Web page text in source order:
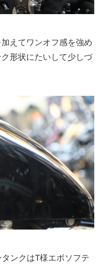
えてワンオフ感を強め
形状にたいして少しづ
ンクはT様エボソフテ